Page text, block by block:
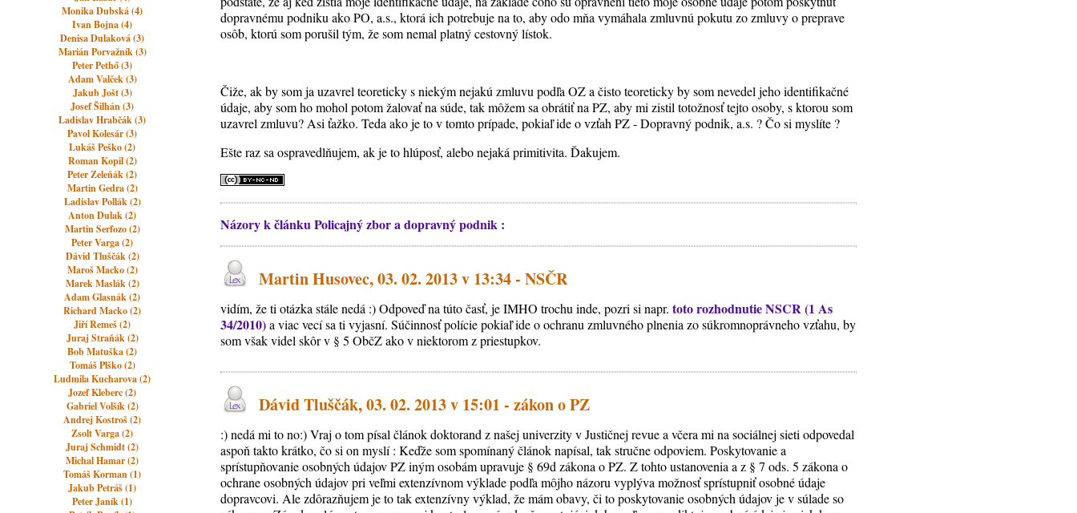
Monika Dubská (4)
Ivan Bojna (4)
Denisa Dulaková (3)
Marián Porvažník (3)
Peter Pethő (3)
Adam Valček (3)
Jakub Jošt (3)
Josef Šilhán (3)
Ladislav Hrabčák (3)
Pavol Kolesár (3)
Lukáš Peško (2)
Roman Kopil (2)
Peter Zeleňák (2)
Martin Gedra (2)
Ladislav Pollák (2)
Anton Dulak (2)
Martin Serfozo (2)
Peter Varga (2)
Dávid Tluščák (2)
Maroš Macko (2)
Marek Maslák (2)
Adam Glasnák (2)
Richard Macko (2)
Jiří Remeš (2)
Juraj Straňák (2)
Bob Matuška (2)
Tomáš Plško (2)
Ludmila Kucharova (2)
Jozef Kleberc (2)
Gabriel Volšík (2)
Andrej Kostroš (2)
Zsolt Varga (2)
Juraj Schmidt (2)
Michal Hamar (2)
Tomáš Korman (1)
Jakub Petráš (1)
Peter Janík (1)
dopravnému podniku ako PO, a.s., ktorá ich potrebuje na to, aby odo mňa vymáhala zmluvnú pokutu zo zmluvy o preprave
osôb, ktorú som porušil tým, že som nemal platný cestovný lístok.
Čiže, ak by som ja uzavrel teoreticky s niekým nejakú zmluvu podľa OZ a čisto teoreticky by som nevedel jeho identifikačné
údaje, aby som ho mohol potom žalovať na súde, tak môžem sa obrátiť na PZ, aby mi zistil totožnosť tejto osoby, s ktorou som
uzavrel zmluvu? Asi ťažko. Teda ako je to v tomto prípade, pokiaľ ide o vzťah PZ - Dopravný podnik, a.s. ? Čo si myslíte ?
Ešte raz sa ospravedlňujem, ak je to hlúposť, alebo nejaká primitivita. Ďakujem.
Názory k článku Policajný zbor a dopravný podnik :
Martin Husovec, 03. 02. 2013 v 13:34 - NSČR
vidím, že ti otázka stále nedá :) Odpoveď na túto časť, je IMHO trochu inde, pozri si napr.toto rozhodnutie NSCR (1 As
34/2010)a viac vecí sa ti vyjasní. Súčinnosť polície pokiaľ ide o ochranu zmluvného plnenia zo súkromnoprávneho vzťahu, by
som však videl skôr v § 5 ObčZ ako v niektorom z priestupkov.
Dávid Tluščák, 03. 02. 2013 v 15:01 - zákon o PZ
:) nedá mi to no:) Vraj o tom písal článok doktorand z našej univerzity v Justičnej revue a včera mi na sociálnej sieti odpovedal
aspoň takto krátko, čo si on myslí : Keďže som spomínaný článok napísal, tak stručne odpoviem. Poskytovanie a
sprístupňovanie osobných údajov PZ iným osobám upravuje § 69d zákona o PZ. Z tohto ustanovenia a z § 7 ods. 5 zákona o
ochrane osobných údajov pri veľmi extenzívnom výklade podľa môjho názoru vyplýva možnosť sprístupniť osobné údaje
dopravcovi. Ale zdôrazňujem je to tak extenzívny výklad, že mám obavy, či to poskytovanie osobných údajov je v súlade so